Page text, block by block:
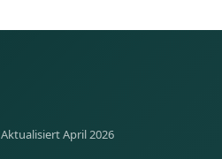
Aktualisiert April 2026